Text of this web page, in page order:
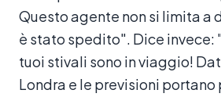
Questo agente non si limita a
è stato spedito". Dice invece:
tuoi stivali sono in viaggio!
Londra e le previsioni